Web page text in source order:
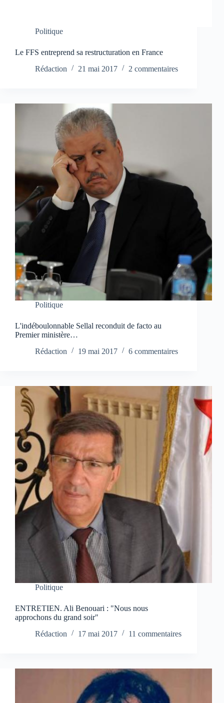
Politique
Le FFS entreprend sa restructuration en France
Rédaction
21 mai 2017 2 commentaires
Politique
L'indéboulonnable Sellal reconduit de facto au
Premier ministère…
Rédaction
19 mai 2017 6 commentaires
Politique
ENTRETIEN. Ali Benouari : "Nous nous
approchons du grand soir"
Rédaction
17 mai 2017 11 commentaires